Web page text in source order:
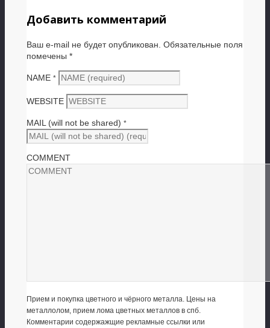
Добавить комментарий
Ваш e-mail не будет опубликован. Обязательные поля
помечены *
NAME *
WEBSITE
MAIL (will not be shared) *
COMMENT
Прием и покупка цветного и чёрного металла. Цены на
металлолом, прием лома цветных металлов в спб.
Комментарии содержажщие рекламные ссылки или